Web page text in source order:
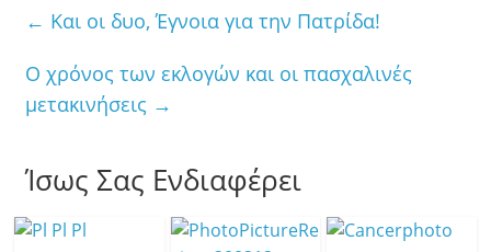
← Και οι δυο, Έγνοια για την Πατρίδα!
Ο χρόνος των εκλογών και οι πασχαλινές
μετακινήσεις →
Ίσως Σας Ενδιαφέρει